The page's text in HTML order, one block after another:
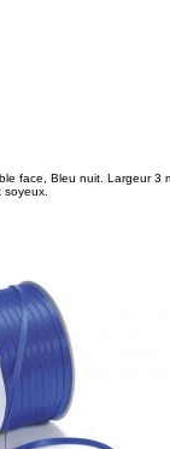
face, Bleu nuit. Largeur 3
soyeux.